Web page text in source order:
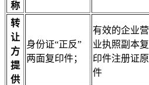
称
转
让
方
提
供
身份证“正反”
两面复印件；
有效的企业营
业执照副本复
印件注册证原
件